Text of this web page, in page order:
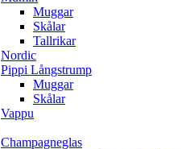
Muggar
Skålar
Tallrikar
Nordic
Pippi Långstrump
Muggar
Skålar
Vappu
Champagneglas